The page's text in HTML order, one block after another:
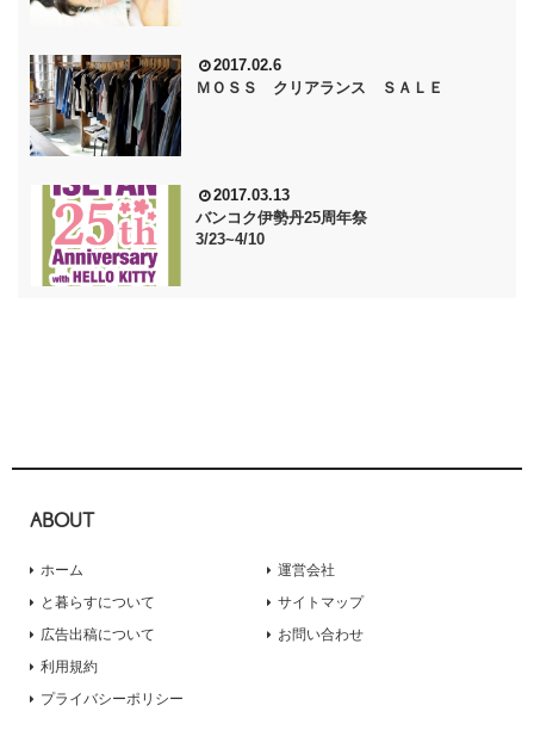
2017.02.6
ＭＯＳＳ クリアランス ＳＡＬＥ
2017.03.13
バンコク伊勢丹25周年祭
3/23~4/10
ABOUT
ホーム
と暮らすについて
広告出稿について
運営会社
サイトマップ
お問い合わせ
利用規約
プライバシーポリシー